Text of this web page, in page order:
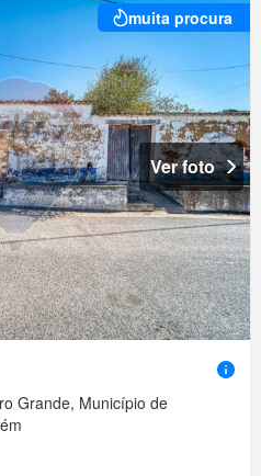
muita procura
Ver foto
Grande, Município de